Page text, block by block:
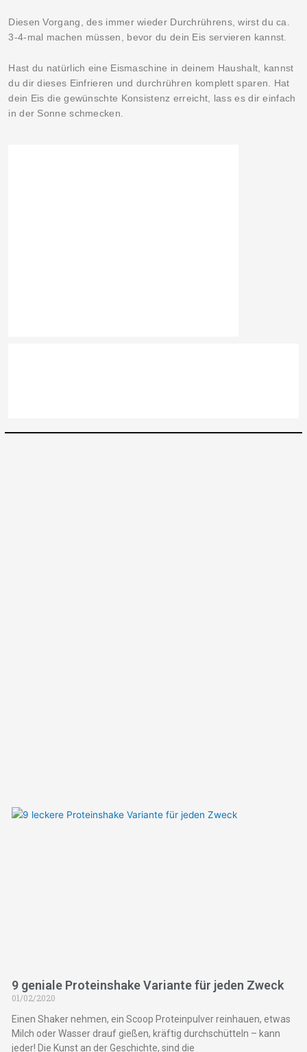
Diesen Vorgang, des immer wieder Durchrührens, wirst du ca.
3-4-mal machen müssen, bevor du dein Eis servieren kannst.
Hast du natürlich eine Eismaschine in deinem Haushalt, kannst
du dir dieses Einfrieren und durchrühren komplett sparen. Hat
dein Eis die gewünschte Konsistenz erreicht, lass es dir einfach
in der Sonne schmecken.
9 geniale Proteinshake Variante für jeden Zweck
01/02/2020
Einen Shaker nehmen, ein Scoop Proteinpulver reinhauen, etwas
Milch oder Wasser drauf gießen, kräftig durchschütteln – kann
jeder! Die Kunst an der Geschichte, sind die